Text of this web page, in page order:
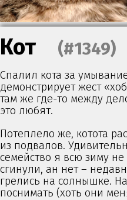
Кот (#1349)
Спалил кота за
демонстрирует жест
там же где-то между
это любят.
Потеплело же, котота
из подвалов.
семейство я всю зиму
сгинули, ан нет –
грелись на солнышке.
поснимать (хоть они